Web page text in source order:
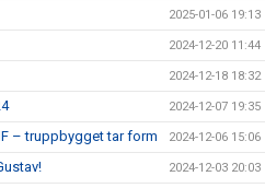
2025-01-06 19:13
2024-12-20 11:44
2024-12-18 18:32
2024-12-07 19:35
– truppbygget tar form 2024-12-06 15:06
2024-12-03 20:03